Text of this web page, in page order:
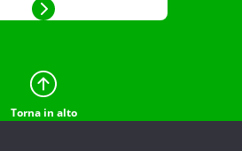
Torna in alto